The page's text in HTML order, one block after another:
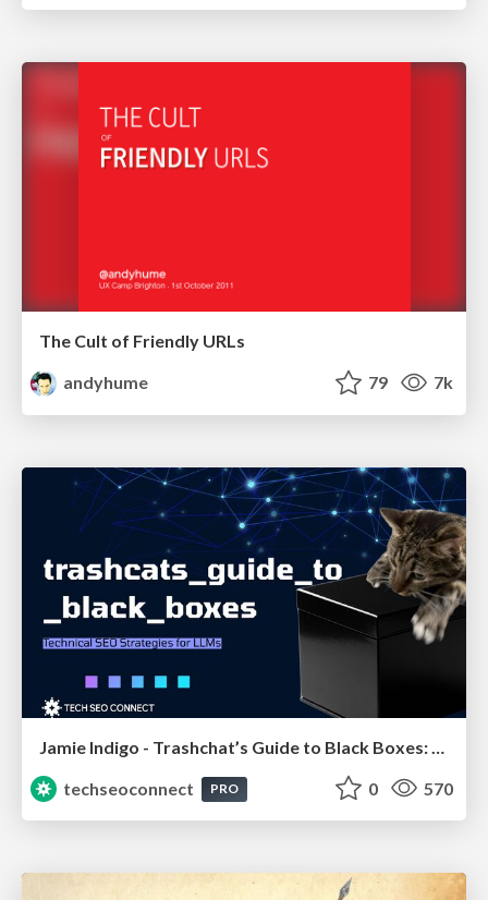
The Cult of Friendly URLs
andyhume
79 7k
techseoconnect
PRO 0 570